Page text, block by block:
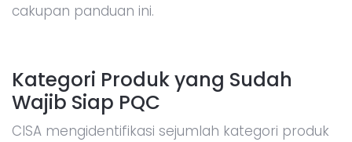
cakupan panduan ini.
Kategori Produk yang Sudah
Wajib Siap PQC
CISA mengidentifikasi sejumlah kategori produk